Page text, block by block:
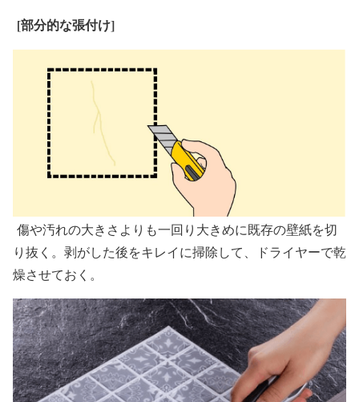
[部分的な張付け]
傷や汚れの大きさよりも一回り大きめに既存の壁紙を切
り抜く。剥がした後をキレイに掃除して、ドライヤーで乾
燥させておく。